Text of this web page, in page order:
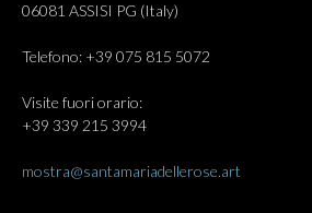
06081 ASSISI PG (Italy)
Telefono: +39 075 815 5072
Visite fuori orario:
+39 339 215 3994
mostra@santamariadellerose.art